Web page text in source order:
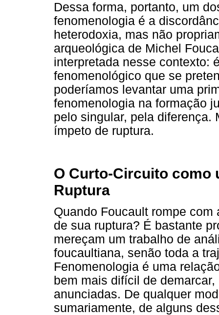
Dessa forma, portanto, um
fenomenologia é a
heterodoxia, mas não
arqueológica de Michel
interpretada nesse contexto:
fenomenológico que se
poderíamos levantar uma
fenomenologia na formação
pelo singular, pela diferença.
ímpeto de ruptura.
O Curto-Circuito como
Ruptura
Quando Foucault rompe
de sua ruptura? É bastante
mereçam um trabalho de
foucaultiana, senão toda a
Fenomenologia é uma
bem mais difícil de
anunciadas. De qualquer
sumariamente, de alguns